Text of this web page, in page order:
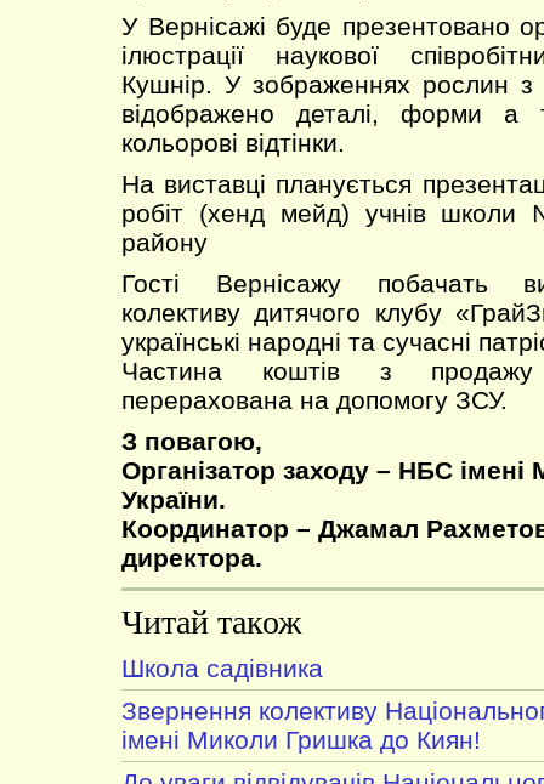
У Вернісажі буде презентовано
ілюстрації наукової
Кушнір. У зображеннях рослин з
відображено деталі, форми а
кольорові відтінки.
На виставці планується
робіт (хенд мейд) учнів школи
району
Гості Вернісажу побачать
колективу дитячого клубу
українські народні та сучасні
Частина коштів з продажу
перерахована на допомогу ЗСУ.
З повагою,
Організатор заходу – НБС
України.
Координатор – Джамал
директора.
Читай також
Школа садівника
Звернення колективу
імені Миколи Гришка до Киян!